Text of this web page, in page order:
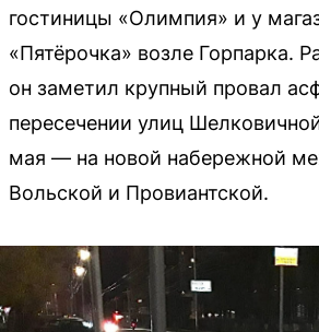
гостиницы «Олимпия» и у
«Пятёрочка» возле Горпарка.
он заметил крупный провал
пересечении улиц
мая — на новой набережной
Вольской и Провиантской.